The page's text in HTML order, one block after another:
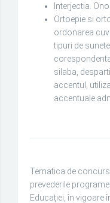
Interjectia.
Ortoepie si
ordonarea
tipuri de
silaba,
accentul,
accentuale
Tematica de
prevederile
Educației, în vigoare